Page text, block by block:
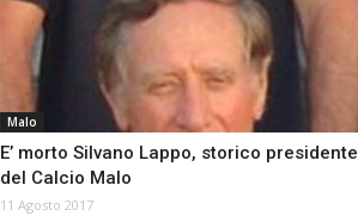
Malo
E’ morto Silvano Lappo, storico presidente
del Calcio Malo
11 Agosto 2017